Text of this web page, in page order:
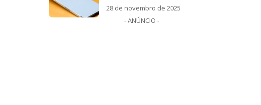
28 de novembro de 2025
- ANÚNCIO -